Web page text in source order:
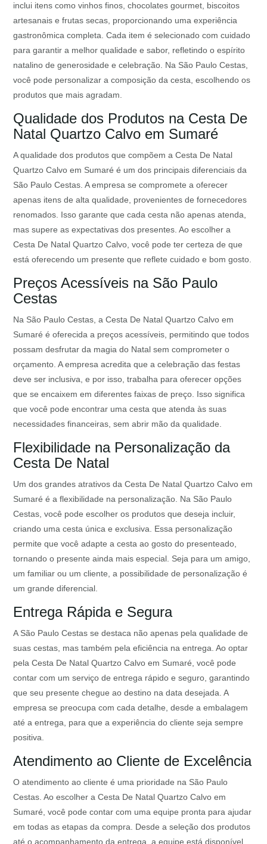
inclui itens como vinhos finos, chocolates gourmet, biscoitos
artesanais e frutas secas, proporcionando uma experiência
gastronômica completa. Cada item é selecionado com cuidado
para garantir a melhor qualidade e sabor, refletindo o espírito
natalino de generosidade e celebração. Na São Paulo Cestas,
você pode personalizar a composição da cesta, escolhendo os
produtos que mais agradam.
Qualidade dos Produtos na Cesta De
Natal Quartzo Calvo em Sumaré
A qualidade dos produtos que compõem a Cesta De Natal
Quartzo Calvo em Sumaré é um dos principais diferenciais da
São Paulo Cestas. A empresa se compromete a oferecer
apenas itens de alta qualidade, provenientes de fornecedores
renomados. Isso garante que cada cesta não apenas atenda,
mas supere as expectativas dos presentes. Ao escolher a
Cesta De Natal Quartzo Calvo, você pode ter certeza de que
está oferecendo um presente que reflete cuidado e bom gosto.
Preços Acessíveis na São Paulo
Cestas
Na São Paulo Cestas, a Cesta De Natal Quartzo Calvo em
Sumaré é oferecida a preços acessíveis, permitindo que todos
possam desfrutar da magia do Natal sem comprometer o
orçamento. A empresa acredita que a celebração das festas
deve ser inclusiva, e por isso, trabalha para oferecer opções
que se encaixem em diferentes faixas de preço. Isso significa
que você pode encontrar uma cesta que atenda às suas
necessidades financeiras, sem abrir mão da qualidade.
Flexibilidade na Personalização da
Cesta De Natal
Um dos grandes atrativos da Cesta De Natal Quartzo Calvo em
Sumaré é a flexibilidade na personalização. Na São Paulo
Cestas, você pode escolher os produtos que deseja incluir,
criando uma cesta única e exclusiva. Essa personalização
permite que você adapte a cesta ao gosto do presenteado,
tornando o presente ainda mais especial. Seja para um amigo,
um familiar ou um cliente, a possibilidade de personalização é
um grande diferencial.
Entrega Rápida e Segura
A São Paulo Cestas se destaca não apenas pela qualidade de
suas cestas, mas também pela eficiência na entrega. Ao optar
pela Cesta De Natal Quartzo Calvo em Sumaré, você pode
contar com um serviço de entrega rápido e seguro, garantindo
que seu presente chegue ao destino na data desejada. A
empresa se preocupa com cada detalhe, desde a embalagem
até a entrega, para que a experiência do cliente seja sempre
positiva.
Atendimento ao Cliente de Excelência
O atendimento ao cliente é uma prioridade na São Paulo
Cestas. Ao escolher a Cesta De Natal Quartzo Calvo em
Sumaré, você pode contar com uma equipe pronta para ajudar
em todas as etapas da compra. Desde a seleção dos produtos
até o acompanhamento da entrega, a equipe está disponível